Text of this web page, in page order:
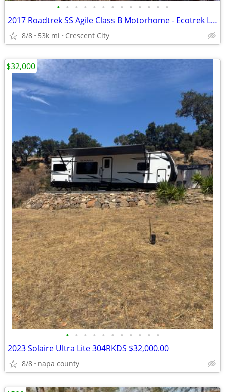
• • • • • • • • • • • • •
2017 Roadtrek SS Agile Class B Motorhome - Ecotrek Lithium - Excellent
8/8 53k mi Crescent City
• • • • • • • • • • •
2023 Solaire Ultra Lite 304RKDS $32,000.00
8/8 napa county
$32,000